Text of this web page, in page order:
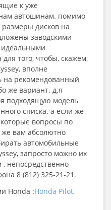
к уже
автошинам. помимо
размеры дисков на
заводскими
того, чтобы, скажем,
вполне
на рекомендованный
же вариант. д.я
подходящую модель
списка. а если же
вопросы по
вам абсолютно
автомобильные
запросто можно их
непосредственно
8 (812) 325-21-21.
Honda :Honda Pilot,